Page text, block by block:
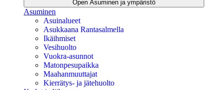
Open Asuminen ja ympäristö
Asuminen
Asuinalueet
Asukkaana Rantasalmella
Ikäihmiset
Vesihuolto
Vuokra-asunnot
Matonpesupaikka
Maahanmuuttajat
Kierrätys- ja jätehuolto